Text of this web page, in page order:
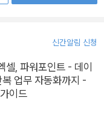
신간알림 신청
, 파워포인트 - 데이
업무 자동화까지 -
이드